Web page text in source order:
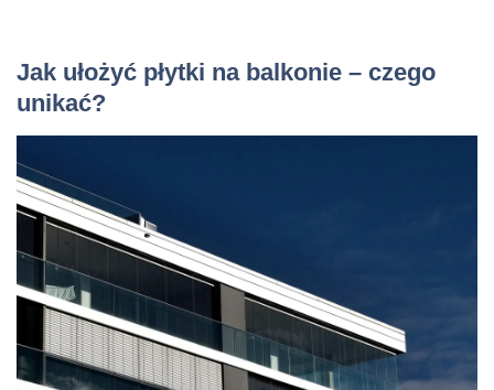
Jak ułożyć płytki na balkonie – czego
unikać?